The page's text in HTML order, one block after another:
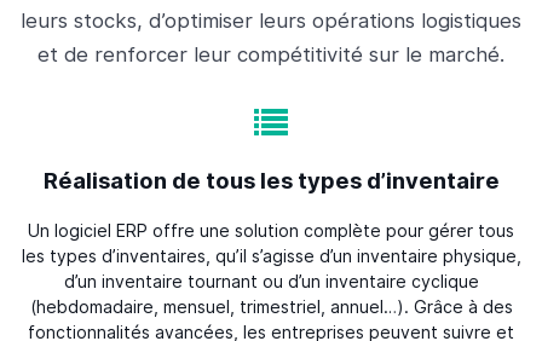
leurs stocks, d’optimiser leurs opérations logistiques
et de renforcer leur compétitivité sur le marché.
Réalisation de tous les types d’inventaire
Un logiciel ERP offre une solution complète pour gérer tous
les types d’inventaires, qu’il s’agisse d’un inventaire physique,
d’un inventaire tournant ou d’un inventaire cyclique
(hebdomadaire, mensuel, trimestriel, annuel…). Grâce à des
fonctionnalités avancées, les entreprises peuvent suivre et